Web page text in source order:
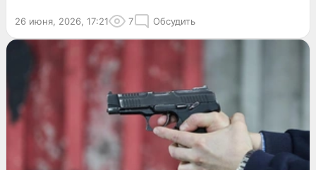
26 июня, 2026, 17:21 7 Обсудить